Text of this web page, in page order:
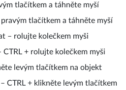
tlačítkem a táhněte myší
tlačítkem a táhněte myší
– rolujte kolečkem myši
+ rolujte kolečkem myši
levým tlačítkem na objekt
CTRL + klikněte levým tlačítkem